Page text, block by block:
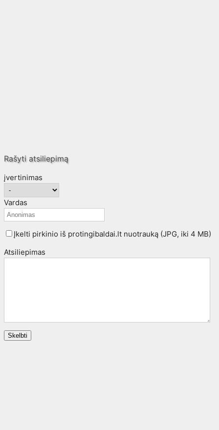
Rašyti atsiliepimą
įvertinimas
Vardas
Įkelti pirkinio iš protingibaldai.lt nuotrauką (JPG, iki 4 MB)
Atsiliepimas